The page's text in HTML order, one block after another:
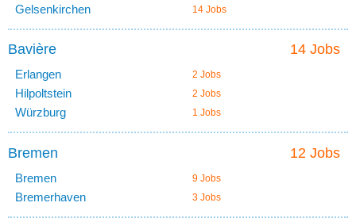
Gelsenkirchen 14 Jobs
14 Jobs
Bavière
Erlangen 2 Jobs
Hilpoltstein 2 Jobs
Würzburg 1 Jobs
12 Jobs
Bremen
Bremen 9 Jobs
Bremerhaven 3 Jobs